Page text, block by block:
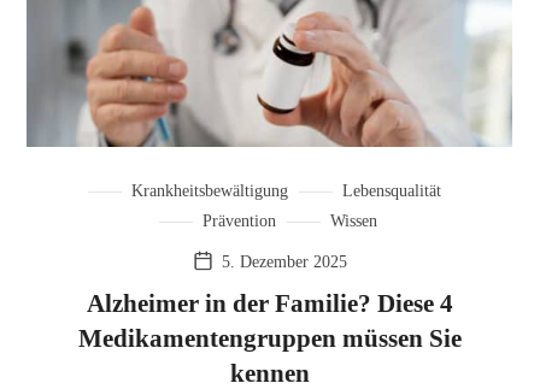
Krankheitsbewältigung
Lebensqualität
Prävention
Wissen
5. Dezember 2025
Alzheimer in der Familie? Diese 4
Medikamentengruppen müssen Sie
kennen